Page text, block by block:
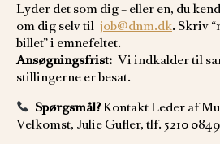
Lyder det som dig – eller en, du
om dig selv til job@dnm.dk. Skriv
billet” i emnefeltet.
Ansøgningsfrist: Vi indkalder til
stillingerne er besat.
Spørgsmål?Kontakt Leder af
Velkomst, Julie Gufler, tlf. 5210 0849